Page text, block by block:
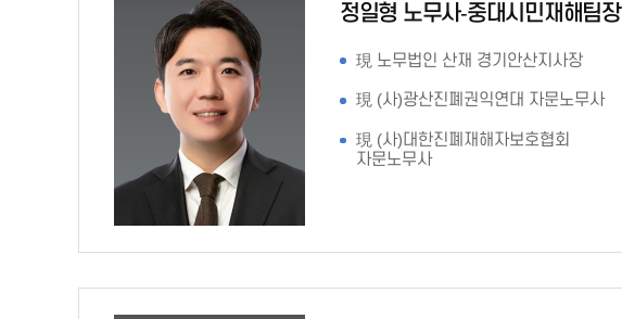
정일형 노무사-중대시민재해팀장
現 노무법인 산재 경기안산지사장
現 (사)광산진폐권익연대 자문노무사
現 (사)대한진폐재해자보호협회
자문노무사